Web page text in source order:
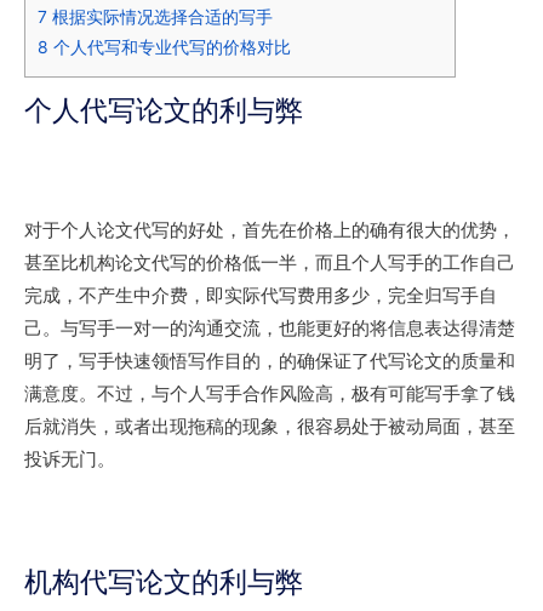
7 根据实际情况选择合适的写手
8 个人代写和专业代写的价格对比
个人代写论文的利与弊
对于个人论文代写的好处，首先在价格上的确有很大的优势，
甚至比机构论文代写的价格低一半，而且个人写手的工作自己
完成，不产生中介费，即实际代写费用多少，完全归写手自
己。与写手一对一的沟通交流，也能更好的将信息表达得清楚
明了，写手快速领悟写作目的，的确保证了代写论文的质量和
满意度。不过，与个人写手合作风险高，极有可能写手拿了钱
后就消失，或者出现拖稿的现象，很容易处于被动局面，甚至
投诉无门。
机构代写论文的利与弊